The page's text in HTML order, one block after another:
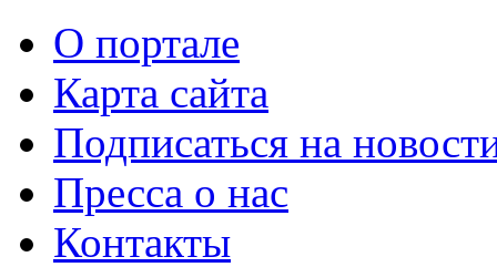
О портале
Карта сайта
Подписаться на
Пресса о нас
Контакты